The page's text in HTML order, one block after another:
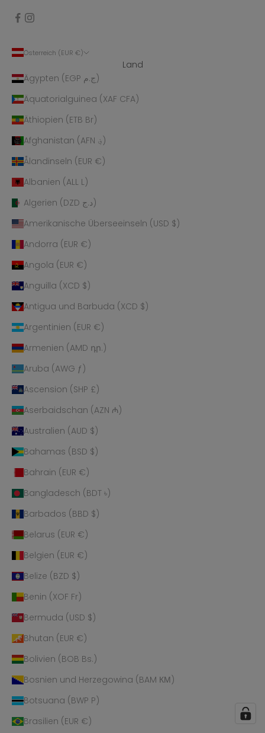
Österreich (EUR €)
Land
Ägypten (EGP ج.م)
Äquatorialguinea (XAF CFA)
Äthiopien (ETB Br)
Afghanistan (AFN ؋)
Ålandinseln (EUR €)
Albanien (ALL L)
Algerien (DZD د.ج)
Amerikanische Überseeinseln (USD $)
Andorra (EUR €)
Angola (EUR €)
Anguilla (XCD $)
Antigua und Barbuda (XCD $)
Argentinien (EUR €)
Armenien (AMD դր.)
Aruba (AWG ƒ)
Ascension (SHP £)
Aserbaidschan (AZN ₼)
Australien (AUD $)
Bahamas (BSD $)
Bahrain (EUR €)
Bangladesch (BDT ৳)
Barbados (BBD $)
Belarus (EUR €)
Belgien (EUR €)
Belize (BZD $)
Benin (XOF Fr)
Bermuda (USD $)
Bhutan (EUR €)
Bolivien (BOB Bs.)
Bosnien und Herzegowina (BAM КМ)
Botsuana (BWP P)
Brasilien (EUR €)